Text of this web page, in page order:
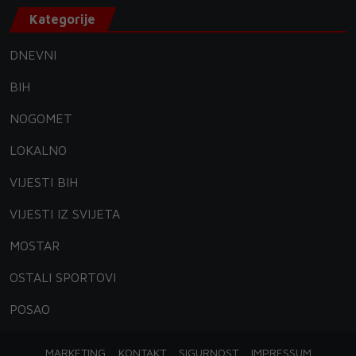
Kategorije
DNEVNI
BIH
NOGOMET
LOKALNO
VIJESTI BIH
VIJESTI IZ SVIJETA
MOSTAR
OSTALI SPORTOVI
POSAO
MARKETING KONTAKT SIGURNOST IMPRESSUM